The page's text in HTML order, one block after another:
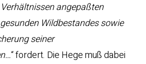
angepaßten
Wildbestandes sowie
seiner
“ fordert. Die Hege muß dabei